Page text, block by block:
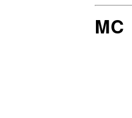
MC